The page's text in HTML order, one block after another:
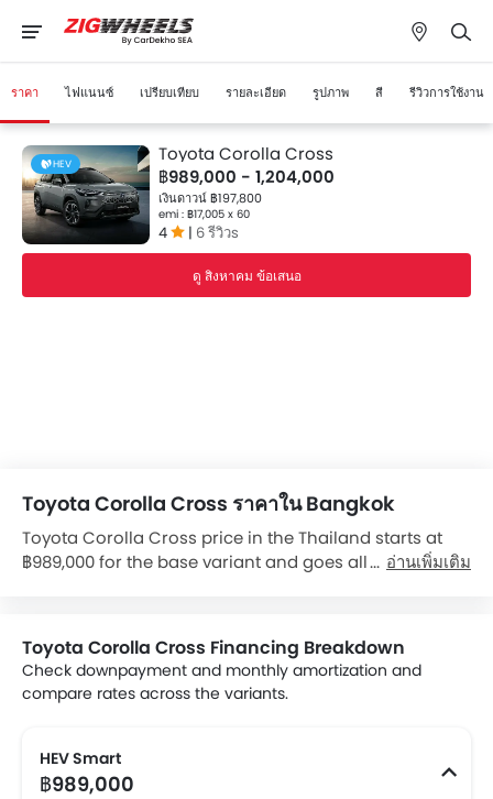
ราคา ไฟแนนซ์ เปรียบเทียบ รายละเอียด รูปภาพ สี รีวิวการใช้งาน
HEV
Toyota Corolla Cross
฿989,000 - 1,204,000
เงินดาวน์ ฿197,800
emi : ฿17,005 x 60
4 | 6 รีวิวs
ดู สิงหาคม ข้อเสนอ
Toyota Corolla Cross ราคาใน Bangkok
Toyota Corolla Cross price in the Thailand starts at
฿989,000 for the base variant and goes all the way up
Cross variant-wise price list and available special
promo offers below. Also, get the best price by
requesting quotes from authorised Toyota
dealerships.
อ่านเพิ่มเติม
Toyota Corolla Cross Financing Breakdown
Check downpayment and monthly amortization and
compare rates across the variants.
HEV Smart
฿989,000